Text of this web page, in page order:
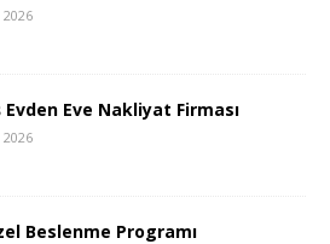
Eve Nakliyat Firması
Beslenme Programı